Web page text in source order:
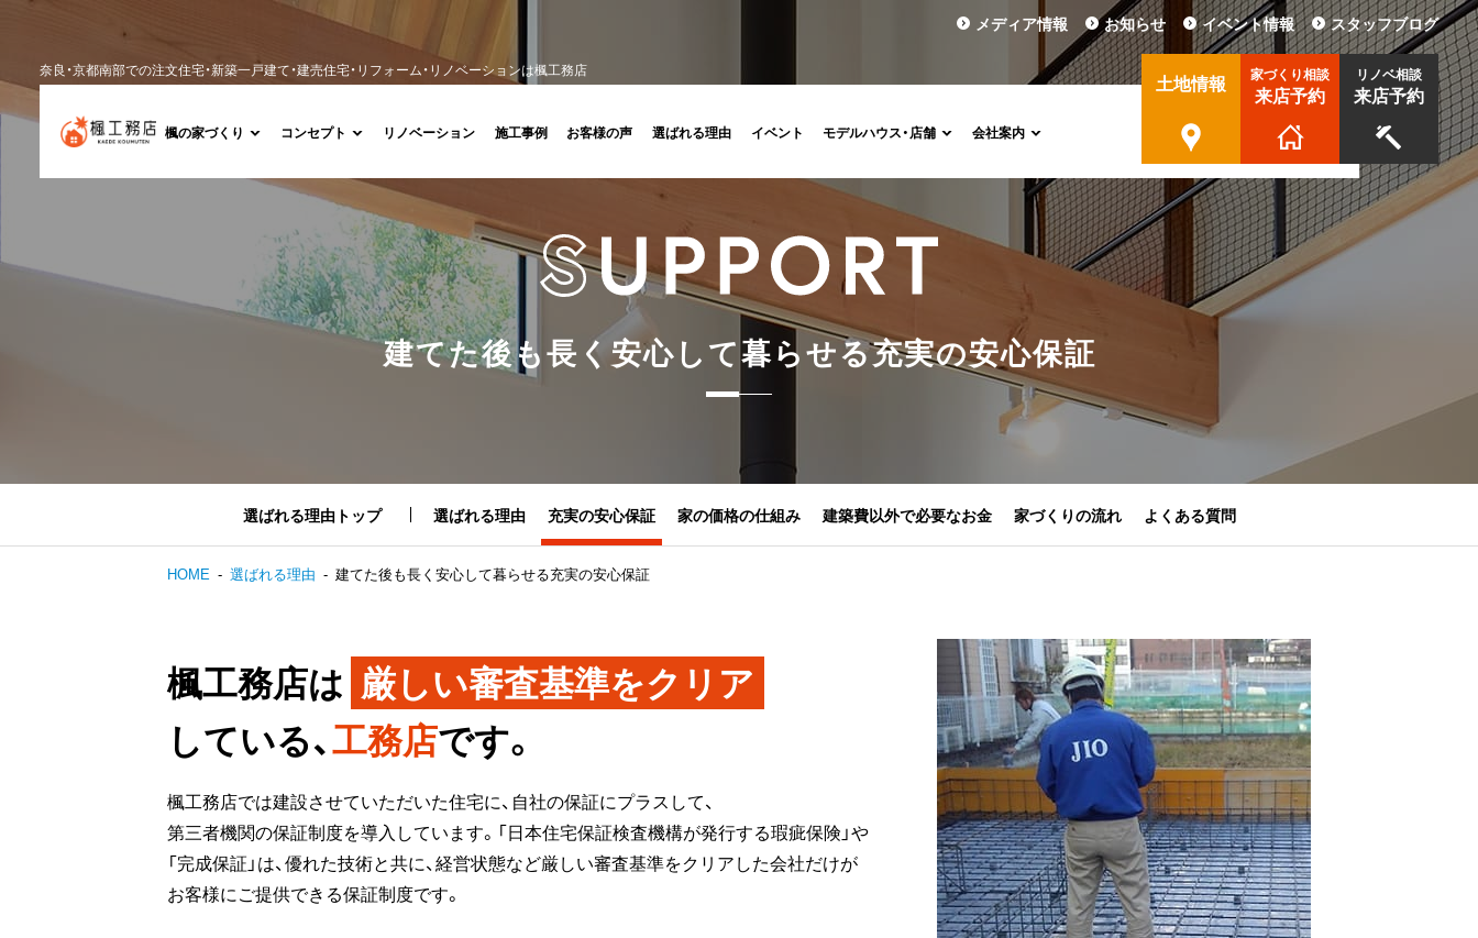
奈良・京都南部での注文住宅・新築一戸建て・建売住宅・リフォーム・リノベーションは楓工務店
楓の家づくり コンセプト リノベーション 施工事例 お客様の声 選ばれる理由 イベント モデルハウス・店舗 会社案内
土地情報 家づくり相談
来店予約
リノベ相談
来店予約
メディア情報 お知らせ イベント情報 スタッフブログ
建てた後も長 く安心 して暮らせる充実の安心保証
選ばれる理由トップ 選ばれる理由 充実の安心保証 家の価格の仕組み 建築費以外で必要なお金 家づくりの流れ よくある質問
HOME 選ばれる理由 建てた後も長く安心して暮らせる充実の安心保証
楓工務店は 厳しい審査基準をクリア
している、工務店です。
楓工務店では建設させていただいた住宅に、自社の保証にプラスして、
第三者機関の保証制度を導入しています。「日本住宅保証検査機構が発行する瑕疵保険」や
「完成保証」は、優れた技術と共に、経営状態など厳しい審査基準をクリアした会社だけが
お客様にご提供できる保証制度です。